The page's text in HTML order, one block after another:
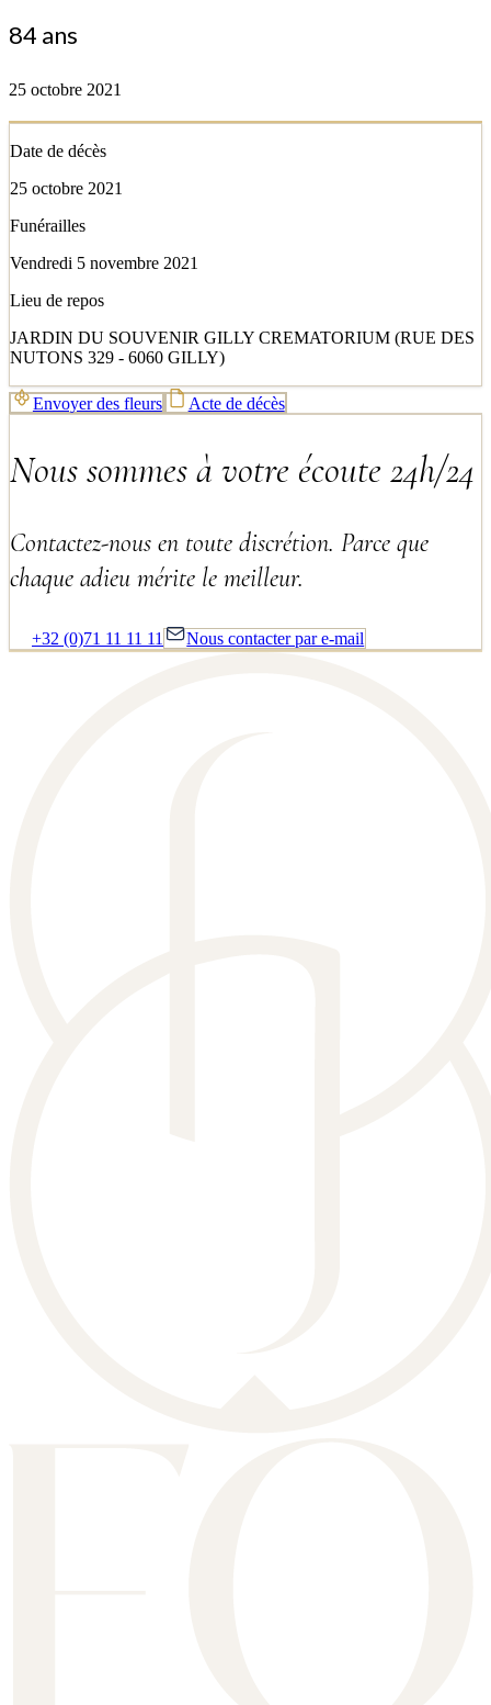
84 ans
25 octobre 2021
Date de décès
25 octobre 2021
Funérailles
Vendredi 5 novembre 2021
Lieu de repos
JARDIN DU SOUVENIR GILLY CREMATORIUM (RUE DES
NUTONS 329 - 6060 GILLY)
Envoyer des fleurs Acte de décès
Nous sommes à votre écoute 24h/24
Contactez-nous en toute discrétion. Parce que
chaque adieu mérite le meilleur.
+32 (0)71 11 11 11 Nous contacter par e-mail